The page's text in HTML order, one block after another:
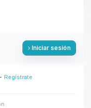
Iniciar sesión
- Regístrate